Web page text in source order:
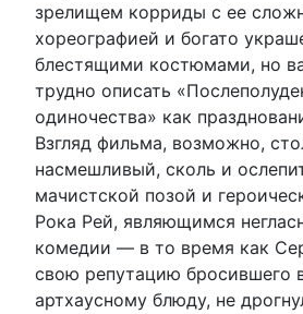
зрелищем корриды с ее
хореографией и богато
блестящими костюмами, но
трудно описать
одиночества» как
Взгляд фильма, возможно,
насмешливый, сколь и
мачистской позой и
Рока Рей, являющимся
комедии — в то время как
свою репутацию бросившего
артхаусному блюду, не